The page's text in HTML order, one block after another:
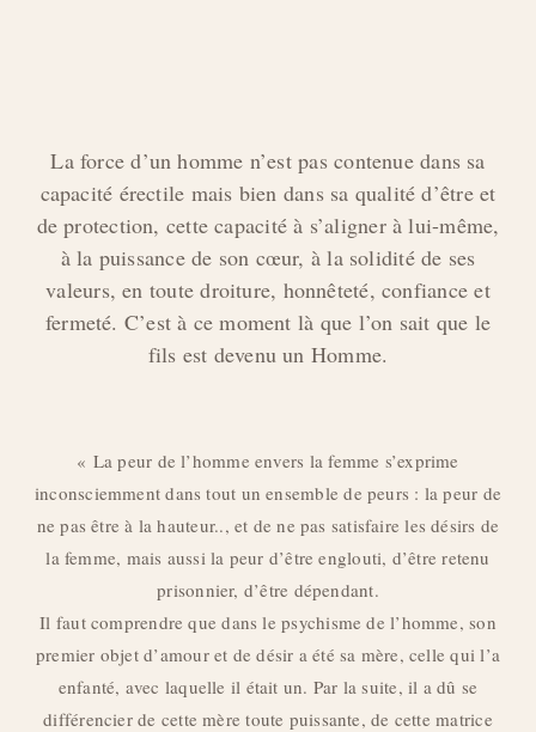
La force d’un homme n’est pas contenue dans sa
capacité érectile mais bien dans sa qualité d’être et
de protection, cette capacité à s’aligner à lui-même,
à la puissance de son cœur, à la solidité de ses
valeurs, en toute droiture, honnêteté, confiance et
fermeté. C’est à ce moment là que l’on sait que le
fils est devenu un Homme.
« La peur de l’homme envers la femme s’exprime
inconsciemment dans tout un ensemble de peurs : la peur de
ne pas être à la hauteur.., et de ne pas satisfaire les désirs de
la femme, mais aussi la peur d’être englouti, d’être retenu
prisonnier, d’être dépendant.
Il faut comprendre que dans le psychisme de l’homme, son
premier objet d’amour et de désir a été sa mère, celle qui l’a
enfanté, avec laquelle il était un. Par la suite, il a dû se
différencier de cette mère toute puissante, de cette matrice